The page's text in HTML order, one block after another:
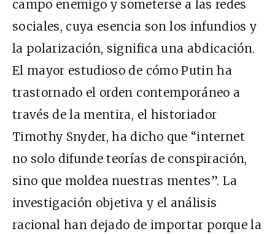
campo enemigo y someterse a las redes
sociales, cuya esencia son los infundios y
la polarización, significa una abdicación.
El mayor estudioso de cómo Putin ha
trastornado el orden contemporáneo a
través de la mentira, el historiador
Timothy Snyder, ha dicho que “internet
no solo difunde teorías de conspiración,
sino que moldea nuestras mentes”. La
investigación objetiva y el análisis
racional han dejado de importar porque la